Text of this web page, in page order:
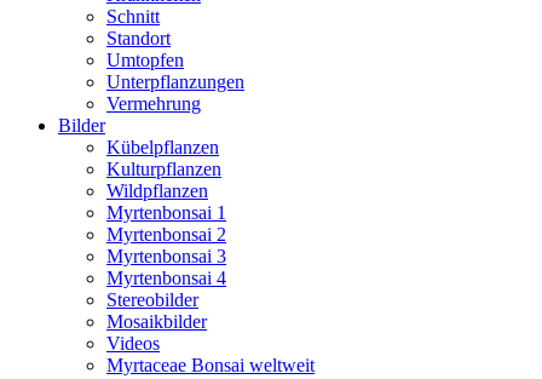
Schnitt
Standort
Umtopfen
Unterpflanzungen
Vermehrung
Bilder
Kübelpflanzen
Kulturpflanzen
Wildpflanzen
Myrtenbonsai 1
Myrtenbonsai 2
Myrtenbonsai 3
Myrtenbonsai 4
Stereobilder
Mosaikbilder
Videos
Myrtaceae Bonsai weltweit